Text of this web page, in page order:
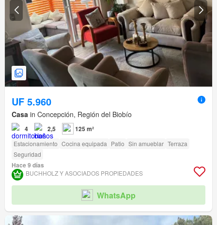
UF 5.960
Casa in Concepción, Región del Biobío
4 2,5 125 m²
Estacionamiento Cocina equipada Patio Sin amueblar Terraza
Seguridad
Hace 9 días
BUCHHOLZ Y ASOCIADOS PROPIEDADES
WhatsApp